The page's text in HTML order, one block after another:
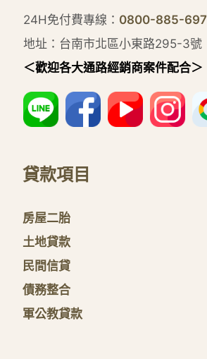
24H免付費專線： 0800-885-697
地址：台南市北區小東路295-3號
＜歡迎各大通路經銷商案件配合＞
貸款項目
房屋二胎
土地貸款
民間信貸
債務整合
軍公教貸款